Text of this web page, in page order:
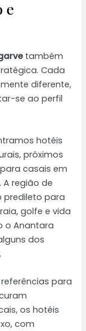
e
também
Cada
diferente,
se ao perfil
hotéis
próximos
casais em
região de
predileto para
golfe e vida
o Anantara
dos
para
os hotéis
com